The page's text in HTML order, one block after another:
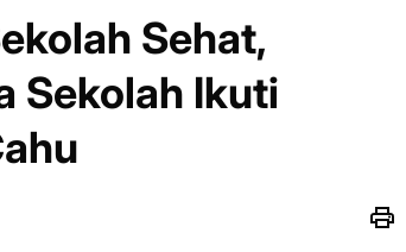
Sehat,
Sekolah Ikuti